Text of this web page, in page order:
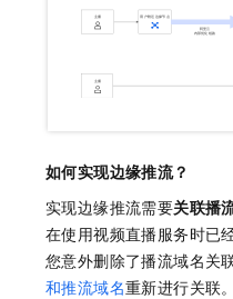
如何实现边缘推流？
实现边缘推流需要关联播
在使用视频直播服务时已
您意外删除了播流域名关
和推流域名重新进行关联。